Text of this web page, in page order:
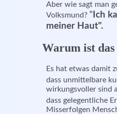
Aber wie sagt man
Volksmund? " Ich
meiner Haut".
Warum ist das
Es hat etwas damit
dass unmittelbare
wirkungsvoller sind
dass gelegentliche
Misserfolgen